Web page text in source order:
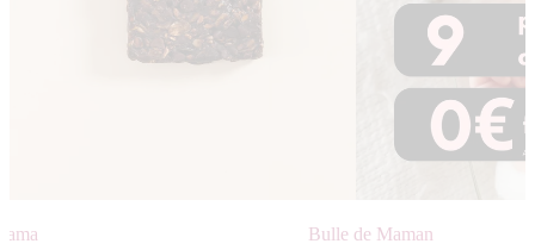
Bulle de Maman